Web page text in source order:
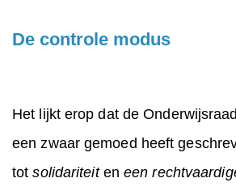
De controle modus
Het lijkt erop dat de
een zwaar gemoed heeft
totsolidariteiteneen